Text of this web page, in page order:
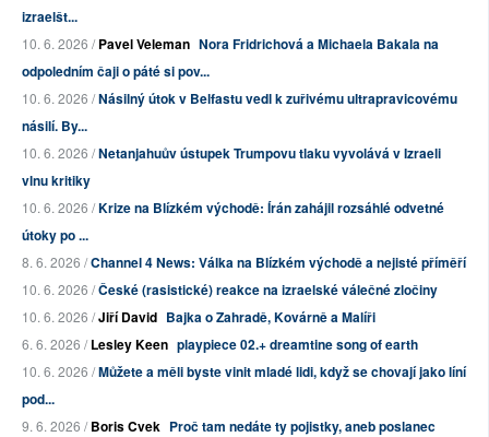
izraelšt...
10. 6. 2026 /Pavel Veleman Nora Fridrichová a Michaela Bakala na
odpoledním čaji o páté si pov...
10. 6. 2026 /Násilný útok v Belfastu vedl k zuřivému ultrapravicovému
násilí. By...
10. 6. 2026 /Netanjahuův ústupek Trumpovu tlaku vyvolává v Izraeli
vlnu kritiky
10. 6. 2026 /Krize na Blízkém východě: Írán zahájil rozsáhlé odvetné
útoky po ...
8. 6. 2026 /Channel 4 News: Válka na Blízkém východě a nejisté příměří
10. 6. 2026 /České (rasistické) reakce na izraelské válečné zločiny
10. 6. 2026 /Jiří David Bajka o Zahradě, Kovárně a Malíři
6. 6. 2026 /Lesley Keen playpiece 02.+ dreamtine song of earth
10. 6. 2026 /Můžete a měli byste vinit mladé lidi, když se chovají jako líní
pod...
9. 6. 2026 /Boris Cvek Proč tam nedáte ty pojistky, aneb poslanec